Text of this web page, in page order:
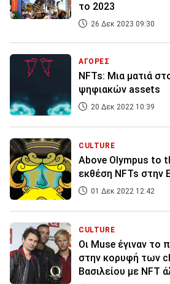
το 2023
26 Δεκ 2023 09:30
ΑΓΟΡΕΣ
NFTs: Μια ματιά
ψηφιακών assets
20 Δεκ 2022 10:39
CULTURE
Above Olympus to
εκθέση NFTs στην
01 Δεκ 2022 12:42
CULTURE
Οι Muse έγιναν
στην κορυφή των
Βασιλείου με NFT